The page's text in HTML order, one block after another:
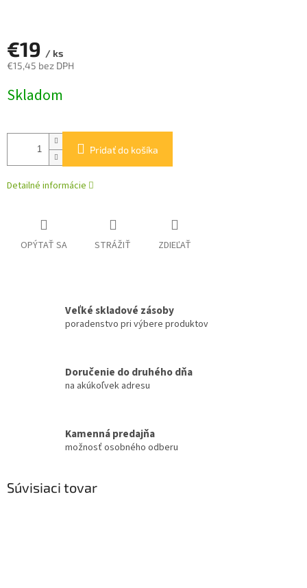
€19 / ks
€15,45 bez DPH
cena:
Skladom
Pridať do košíka
Detailné informácie
OPÝTAŤ SA STRÁŽIŤ ZDIEĽAŤ
Veľké skladové zásoby
poradenstvo pri výbere produktov
Doručenie do druhého dňa
na akúkoľvek adresu
Kamenná predajňa
možnosť osobného odberu
Súvisiaci tovar